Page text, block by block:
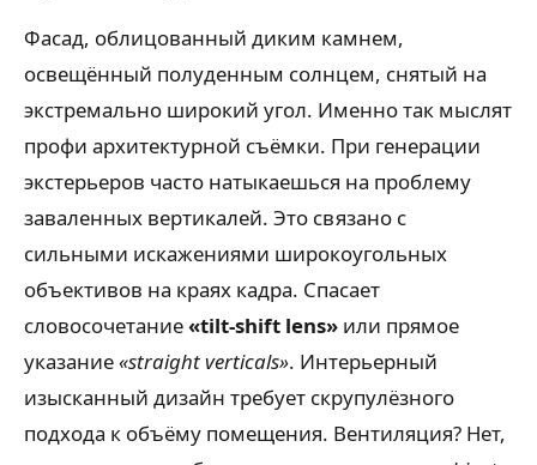
Фасад, облицованный диким камнем,
освещённый полуденным солнцем, снятый на
экстремально широкий угол. Именно так мыслят
профи архитектурной съёмки. При генерации
экстерьеров часто натыкаешься на проблему
заваленных вертикалей. Это связано с
сильными искажениями широкоугольных
объективов на краях кадра. Спасает
словосочетание«tilt-shift lens» или прямое
указание«straight verticals». Интерьерный
изысканный дизайн требует скрупулёзного
подхода к объёму помещения. Вентиляция? Нет,